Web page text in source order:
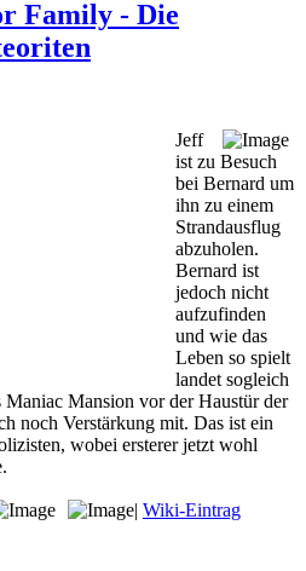
Family - Die
Jeff
ist zu Besuch
bei Bernard um
ihn zu einem
Strandausflug
abzuholen.
Bernard ist
jedoch nicht
aufzufinden
und wie das
Leben so spielt
landet sogleich
Mansion vor der Haustür der
noch Verstärkung mit. Das ist ein
wobei ersterer jetzt wohl
| Wiki-Eintrag